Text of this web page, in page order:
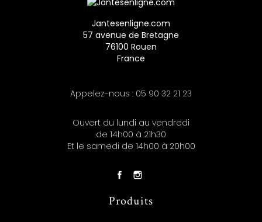
Jantesenligne.com
57 avenue de Bretagne
76100 Rouen
France
Appelez-nous : 05 90 32 21 23
Ouvert du lundi au vendredi
de 14h00 à 21h30
Et le samedi de 14h00 à 20h00
Produits